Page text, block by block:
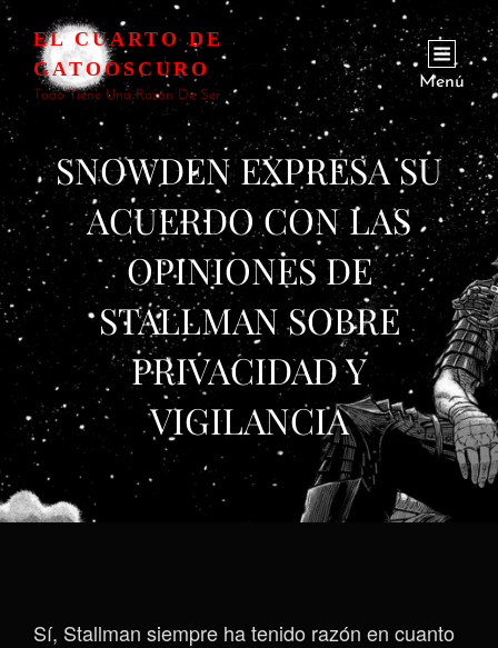
EL CUARTO DE
GATOOSCURO
Todo Tiene Una Razón De Ser
Menú
SNOWDEN EXPRESA SU
ACUERDO CON LAS
OPINIONES DE
STALLMAN SOBRE
PRIVACIDAD Y
VIGILANCIA
Sí, Stallman siempre ha tenido razón en cuanto